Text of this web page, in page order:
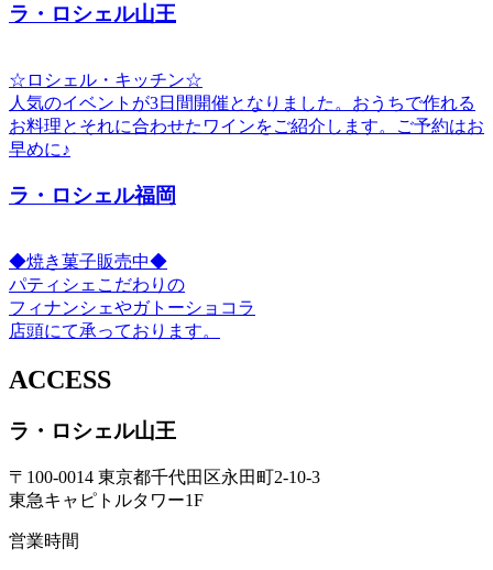
ラ・ロシェル山王
☆ロシェル・キッチン☆
人気のイベントが3日間開催となりました。おうちで作れる
お料理とそれに合わせたワインをご紹介します。ご予約はお
早めに♪
ラ・ロシェル福岡
◆焼き菓子販売中◆
パティシェこだわりの
フィナンシェやガトーショコラ
店頭にて承っております。
ACCESS
ラ・ロシェル山王
〒100-0014 東京都千代田区永田町2-10-3
東急キャピトルタワー1F
営業時間